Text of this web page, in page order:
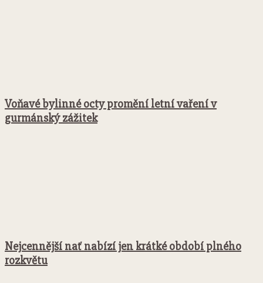
Voňavé bylinné octy promění letní vaření v
gurmánský zážitek
Nejcennější nať nabízí jen krátké období plného
rozkvětu